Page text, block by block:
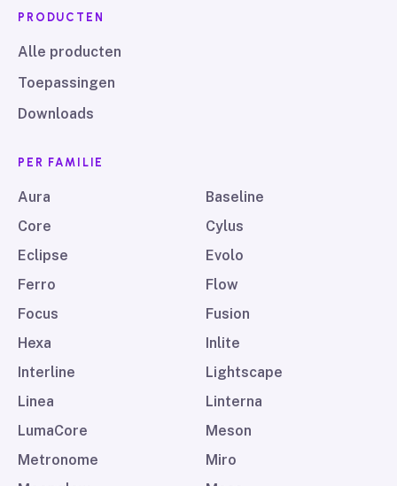
PRODUCTEN
Alle producten
Toepassingen
Downloads
PER FAMILIE
Aura
Baseline
Core
Cylus
Eclipse
Evolo
Ferro
Flow
Focus
Fusion
Hexa
Inlite
Interline
Lightscape
Linea
Linterna
LumaCore
Meson
Metronome
Miro